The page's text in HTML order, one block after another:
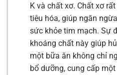
K và chất xơ. Chất xơ
tiêu hóa, giúp ngăn
sức khỏe tim mạch. Sự
khoáng chất này giúp
một bữa ăn không chỉ
bổ dưỡng, cung cấp